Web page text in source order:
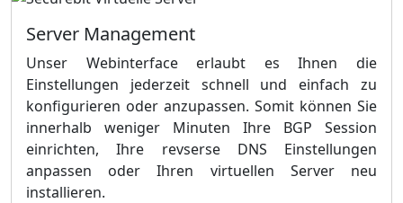
Server Management
Unser Webinterface erlaubt es Ihnen die
Einstellungen jederzeit schnell und einfach zu
konfigurieren oder anzupassen. Somit können Sie
innerhalb weniger Minuten Ihre BGP Session
einrichten, Ihre revserse DNS Einstellungen
anpassen oder Ihren virtuellen Server neu
installieren.